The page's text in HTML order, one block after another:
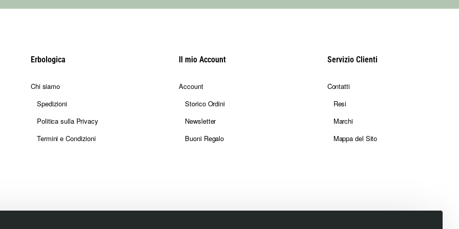
offre una buona durata grazie alla presenza delle note di fondo ambrate e
per un utilizzo quotidiano.
Erbologica
Chi siamo
Spedizioni
Politica sulla Privacy
Termini e Condizioni
Il mio Account
Account
Storico Ordini
Newsletter
Buoni Regalo
Servizio Clienti
Contatti
Resi
Marchi
Mappa del Sito